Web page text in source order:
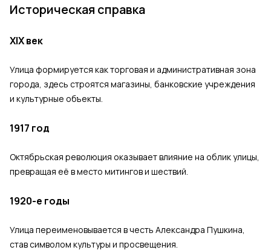
Историческая справка
XIX век
Улица формируется как торговая и административная зона
города, здесь строятся магазины, банковские учреждения
и культурные объекты.
1917 год
Октябрьская революция оказывает влияние на облик улицы,
превращая её в место митингов и шествий.
1920-е годы
Улица переименовывается в честь Александра Пушкина,
став символом культуры и просвещения.